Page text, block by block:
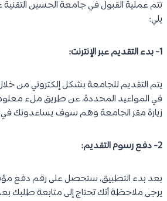
يلي:
1- بدء التقديم عبر الإنترنت:
يتم التقديم للجامعة بشكل إلكتروني من
في المواعيد المحددة، عن طريق ملء
زيارة مقر الجامعة وهم سوف يساعدونك
2- دفع رسوم التقديم:
بعد بدء التطبيق، ستحصل على رقم دفع
يرجى ملاحظة أنك تحتاج إلى متابعة طلبك